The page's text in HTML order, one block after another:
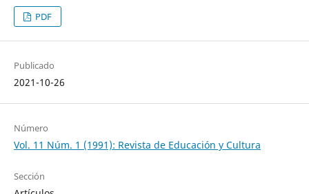
PDF
Publicado
2021-10-26
Número
Vol. 11 Núm. 1 (1991): Revista de Educación y Cultura
Sección